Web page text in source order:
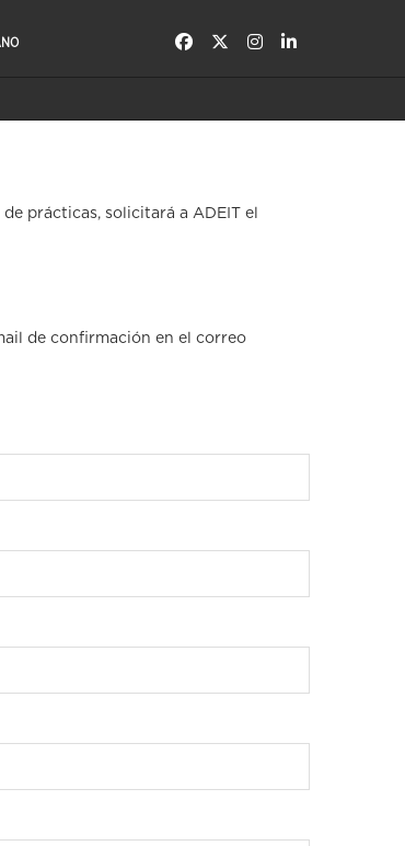
prácticas, solicitará a ADEIT el
de confirmación en el correo